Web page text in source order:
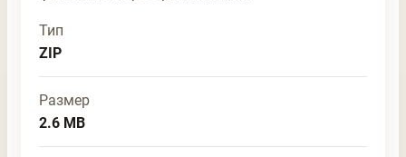
Тип
ZIP
Размер
2.6 MB